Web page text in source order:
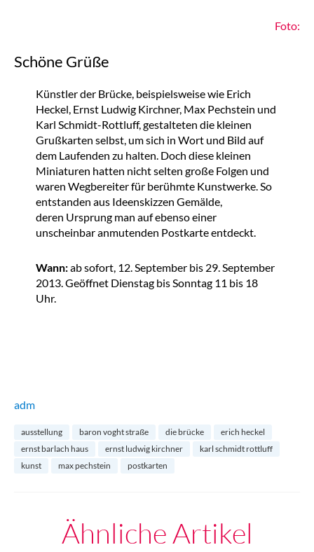
Foto:
Schöne Grüße
Künstler der Brücke, beispielsweise wie Erich
Heckel, Ernst Ludwig Kirchner, Max Pechstein und
Karl Schmidt-Rottluff, gestalteten die kleinen
Grußkarten selbst, um sich in Wort und Bild auf
dem Laufenden zu halten. Doch diese kleinen
Miniaturen hatten nicht selten große Folgen und
waren Wegbereiter für berühmte Kunstwerke. So
entstanden aus Ideenskizzen Gemälde,
deren Ursprung man auf ebenso einer
unscheinbar anmutenden Postkarte entdeckt.
Wann:ab sofort, 12. September bis 29. September
2013. Geöffnet Dienstag bis Sonntag 11 bis 18
Uhr.
adm
ausstellung baron voght straße die brücke
erich heckel
ernst barlach haus
ernst ludwig kirchner
karl schmidt rottluff
kunst
max pechstein postkarten
Ähnliche Artikel